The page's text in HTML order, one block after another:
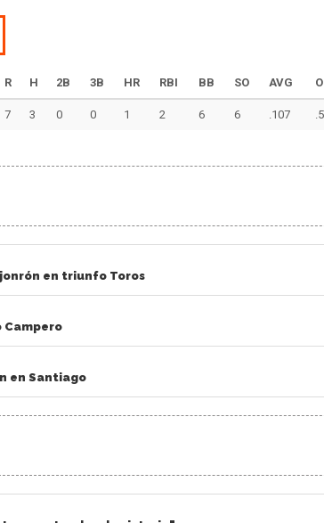
R H 2B 3B HR RBI BB SO AVG
7 3 0 0 1 2 6 6 .107
en triunfo Toros
Campero
en Santiago